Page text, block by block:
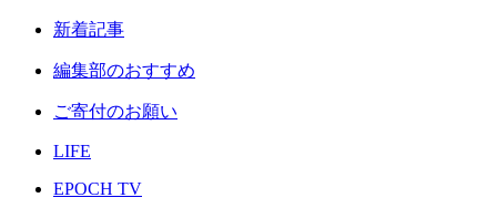
新着記事
編集部のおすすめ
ご寄付のお願い
LIFE
EPOCH TV